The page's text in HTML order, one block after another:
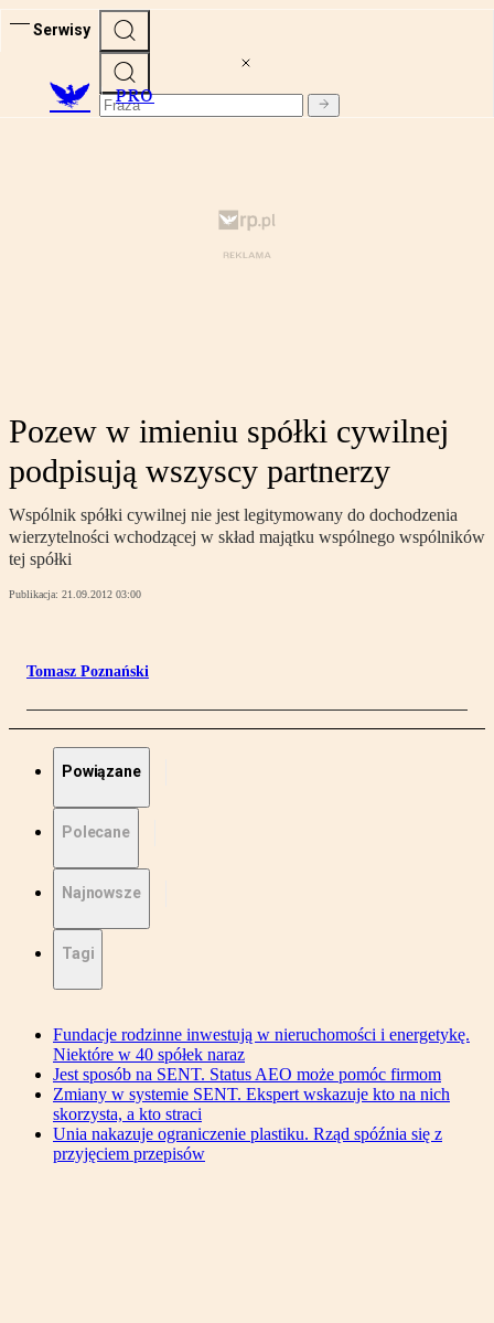
Serwisy
PRO
Pozew w imieniu spółki cywilnej
podpisują wszyscy partnerzy
Wspólnik spółki cywilnej nie jest legitymowany do dochodzenia
wierzytelności wchodzącej w skład majątku wspólnego wspólników
tej spółki
Publikacja: 21.09.2012 03:00
Tomasz Poznański
Powiązane
Polecane
Najnowsze
Tagi
Fundacje rodzinne inwestują w nieruchomości i energetykę.
Niektóre w 40 spółek naraz
Jest sposób na SENT. Status AEO może pomóc firmom
Zmiany w systemie SENT. Ekspert wskazuje kto na nich
skorzysta, a kto straci
Unia nakazuje ograniczenie plastiku. Rząd spóźnia się z
przyjęciem przepisów